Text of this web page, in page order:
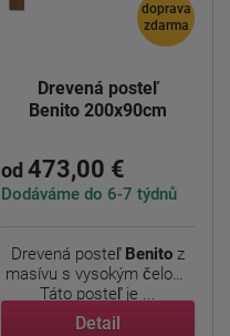
doprava
zdarma
Drevená posteľ
Benito 200x90cm
od 473,00 €
Dodáváme do 6-7 týdnů
Drevená posteľ Benito z
masívu s vysokým čelom.
Táto posteľ je ...
Detail